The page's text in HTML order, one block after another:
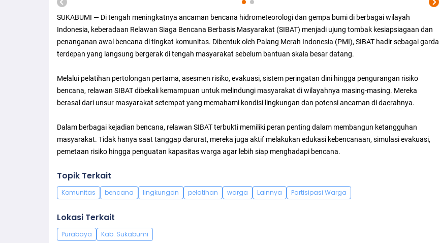
SUKABUMI — Di tengah meningkatnya ancaman bencana hidrometeorologi dan gempa bumi di berbagai wilayah
Indonesia, keberadaan Relawan Siaga Bencana Berbasis Masyarakat (SIBAT) menjadi ujung tombak kesiapsiagaan dan
penanganan awal bencana di tingkat komunitas. Dibentuk oleh Palang Merah Indonesia (PMI), SIBAT hadir sebagai garda
terdepan yang langsung bergerak di tengah masyarakat sebelum bantuan skala besar datang.
Melalui pelatihan pertolongan pertama, asesmen risiko, evakuasi, sistem peringatan dini hingga pengurangan risiko
bencana, relawan SIBAT dibekali kemampuan untuk melindungi masyarakat di wilayahnya masing-masing. Mereka
berasal dari unsur masyarakat setempat yang memahami kondisi lingkungan dan potensi ancaman di daerahnya.
Dalam berbagai kejadian bencana, relawan SIBAT terbukti memiliki peran penting dalam membangun ketangguhan
masyarakat. Tidak hanya saat tanggap darurat, mereka juga aktif melakukan edukasi kebencanaan, simulasi evakuasi,
pemetaan risiko hingga penguatan kapasitas warga agar lebih siap menghadapi bencana.
Topik Terkait
Komunitas bencana lingkungan pelatihan warga Lainnya Partisipasi Warga
Lokasi Terkait
Purabaya Kab. Sukabumi